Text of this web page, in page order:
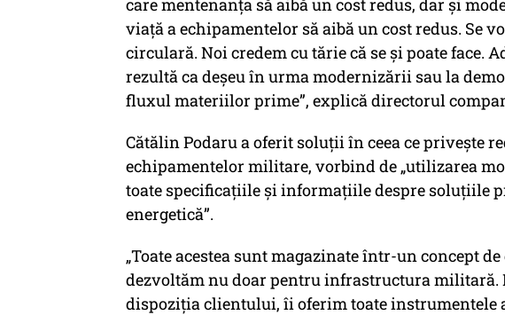
care mentenanța să aibă un cost redus, dar și
viață a echipamentelor să aibă un cost redus. Se
circulară. Noi credem cu tărie că se și poate face.
rezultă ca deșeu în urma modernizării sau la
fluxul materiilor prime”, explică directorul
Cătălin Podaru a oferit soluții în ceea ce privește
echipamentelor militare, vorbind de „utilizarea
toate specificațiile și informațiile despre soluțiile
energetică”.
„Toate acestea sunt magazinate într-un concept
dezvoltăm nu doar pentru infrastructura militară.
dispoziția clientului, îi oferim toate instrumentele